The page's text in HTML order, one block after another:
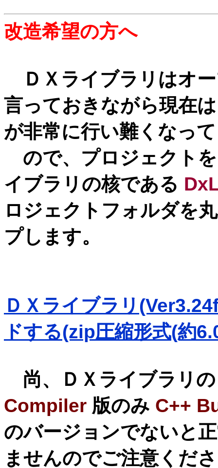
改造希望の方へ
ＤＸライブラリはオ
言っておきながら現在は
が非常に行い難くなっ
ので、プロジェクト
イブラリの核である
ロジェクトフォルダを
プします。
ＤＸライブラリ
ドする(zip圧縮形式(約
尚、ＤＸライブラリ
Compiler 版のみ C++
のバージョンでないと
ませんのでご注意くだ